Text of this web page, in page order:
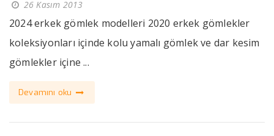
26 Kasım 2013
2024 erkek gömlek modelleri 2020 erkek gömlekler
koleksiyonları içinde kolu yamalı gömlek ve dar kesim
gömlekler içine ...
Devamını oku